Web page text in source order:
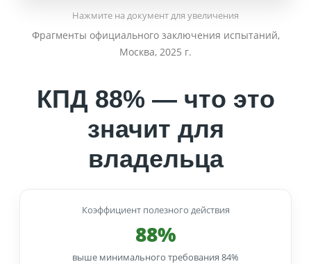
Нажмите на документ для увеличения
Фрагменты официального заключения испытаний,
Москва, 2025 г.
КПД 88% — что это
значит для
владельца
Коэффициент полезного действия
88%
выше минимального требования 84%